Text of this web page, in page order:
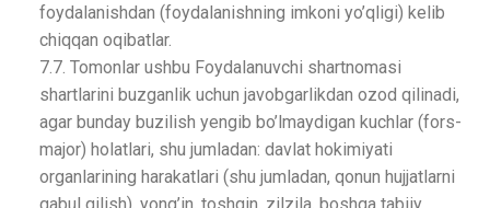
foydalanishdan (foydalanishning imkoni yo’qligi) kelib
chiqqan oqibatlar.
7.7. Tomonlar ushbu Foydalanuvchi shartnomasi
shartlarini buzganlik uchun javobgarlikdan ozod qilinadi,
agar bunday buzilish yengib bo’lmaydigan kuchlar (fors-
major) holatlari, shu jumladan: davlat hokimiyati
organlarining harakatlari (shu jumladan, qonun hujjatlarni